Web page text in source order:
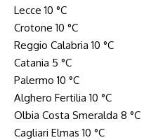
Lecce 10 °C
Crotone 10 °C
Reggio Calabria 10 °C
Catania 5 °C
Palermo 10 °C
Alghero Fertilia 10 °C
Olbia Costa Smeralda 8 °C
Cagliari Elmas 10 °C